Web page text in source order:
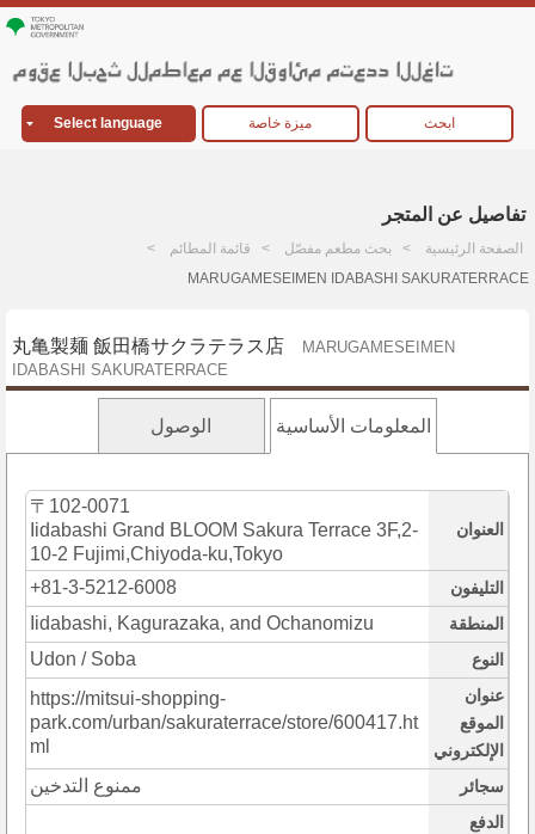
Select language ميزة خاصة ابحث
تفاصيل عن المتجر
الصفحة الرئيسية بحث مطعم مفصّل
قائمة المطائم
MARUGAMESEIMEN IDABASHI SAKURATERRACE
丸亀製麺 飯田橋サクラテラス店
MARUGAMESEIMEN
IDABASHI SAKURATERRACE
المعلومات الأساسية الوصول
العنوان
〒102-0071
Iidabashi Grand BLOOM Sakura Terrace 3F,2-
10-2 Fujimi,Chiyoda-ku,Tokyo
التليفون +81-3-5212-6008
المنطقة Iidabashi, Kagurazaka, and Ochanomizu
النوع Udon / Soba
عنوان
الموقع
الإلكتروني
https://mitsui-shopping-
park.com/urban/sakuraterrace/store/600417.ht
ml
سجائر ممنوع التدخين
الدفع